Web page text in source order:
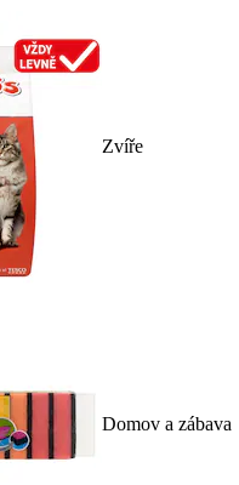
Zvíře
Domov a zábava